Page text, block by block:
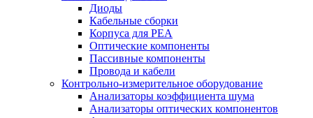
Диоды
Кабельные сборки
Корпуса для РЕА
Оптические компоненты
Пассивные компоненты
Провода и кабели
Контрольно-измерительное оборудование
Анализаторы коэффициента шума
Анализаторы оптических компонентов